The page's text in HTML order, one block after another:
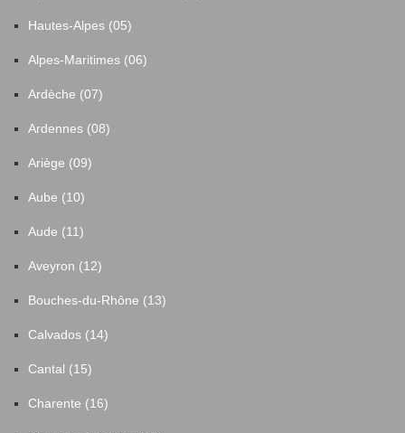
Hautes-Alpes (05)
Alpes-Maritimes (06)
Ardèche (07)
Ardennes (08)
Ariège (09)
Aube (10)
Aude (11)
Aveyron (12)
Bouches-du-Rhône (13)
Calvados (14)
Cantal (15)
Charente (16)